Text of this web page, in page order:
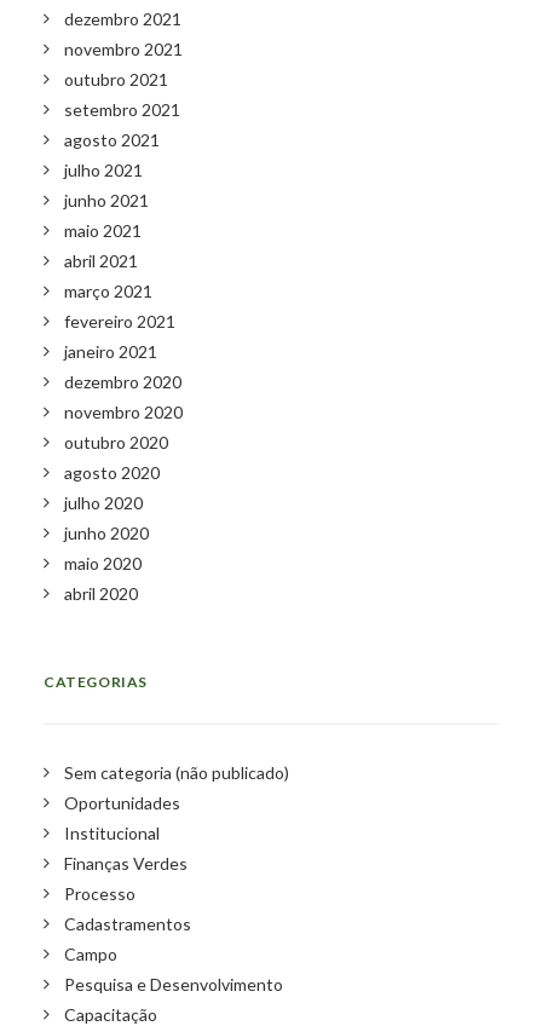
dezembro 2021
novembro 2021
outubro 2021
setembro 2021
agosto 2021
julho 2021
junho 2021
maio 2021
abril 2021
março 2021
fevereiro 2021
janeiro 2021
dezembro 2020
novembro 2020
outubro 2020
agosto 2020
julho 2020
junho 2020
maio 2020
abril 2020
CATEGORIAS
Sem categoria (não publicado)
Oportunidades
Institucional
Finanças Verdes
Processo
Cadastramentos
Campo
Pesquisa e Desenvolvimento
Capacitação